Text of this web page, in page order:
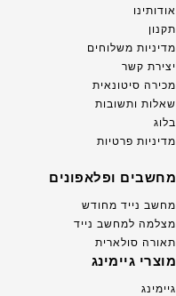
אודותינו
תקנון
מדיניות משלוחים
יצירת קשר
מכירה סיטונאית
שאלות ותשובות
בלוג
מדיניות פרטיות
מחשבים ופלאפונים
מחשב נייד מחודש
מצלמה למחשב נייד
תאורה סולארית
מוצרי גיימינג
גיימינג